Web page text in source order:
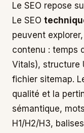
Le SEO repose
Le SEO
peuvent
contenu : temps
Vitals), structure
fichier sitemap.
qualité et la
sémantique,
H1/H2/H3,